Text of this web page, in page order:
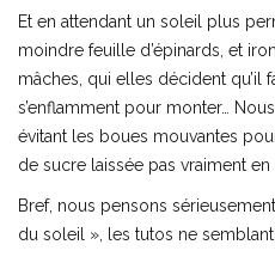
Et en attendant un soleil plus
moindre feuille d’épinards, et
mâches, qui elles décident qu’il
s’enflamment pour monter…
évitant les boues mouvantes
de sucre laissée pas vraiment en
Bref, nous pensons
du soleil », les tutos ne semblant